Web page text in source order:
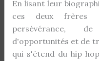
En lisant leur
ces deux frères
persévérance,
d'opportunités et de
qui s'étend du hip